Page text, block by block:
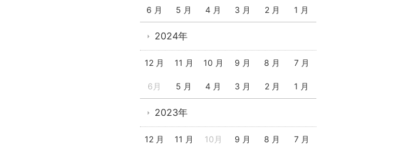
6 月 5 月 4 月 3 月 2 月 1 月
2024年
12 月 11 月 10 月 9 月 8 月 7 月
6月 5 月 4 月 3 月 2 月 1 月
2023年
12 月 11 月 10月 9 月 8 月 7 月